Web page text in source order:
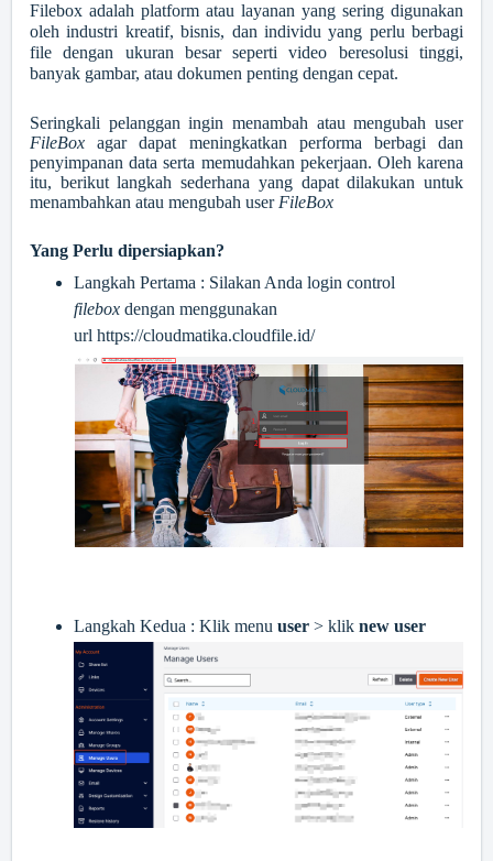
Filebox adalah platform atau layanan yang sering digunakan
oleh industri kreatif, bisnis, dan individu yang perlu berbagi
file dengan ukuran besar seperti video beresolusi tinggi,
banyak gambar, atau dokumen penting dengan cepat.
Seringkali pelanggan ingin menambah atau mengubah user
FileBoxagar dapat meningkatkan performa berbagi dan
penyimpanan data serta memudahkan pekerjaan. Oleh karena
itu, berikut langkah sederhana yang dapat dilakukan untuk
menambahkan atau mengubah user FileBox
Yang Perlu dipersiapkan?
Langkah Pertama : Silakan Anda login control
filebox dengan menggunakan
url https://cloudmatika.cloudfile.id/
Langkah Kedua : Klik menu user > klik new user